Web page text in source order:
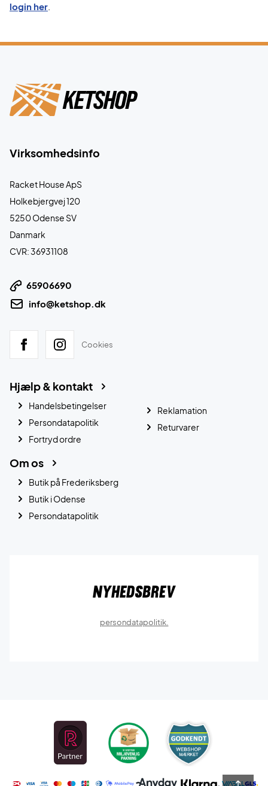
login her
Virksomhedsinfo
Racket House ApS
Holkebjergvej 120
5250 Odense SV
Danmark
CVR: 36931108
65906690
info@ketshop.dk
Cookies
Hjælp & kontakt
Handelsbetingelser
Persondatapolitik
Fortryd ordre
Reklamation
Returvarer
Om os
Butik på Frederiksberg
Butik i Odense
Persondatapolitik
Nyhedsbrev
persondatapolitik.